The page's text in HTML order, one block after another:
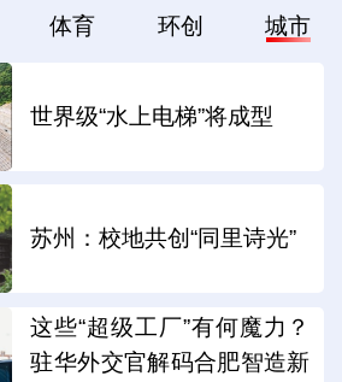
体育 环创 城市
世界级“水上电梯”将成型
苏州：校地共创“同里诗光”
这些“超级工厂”有何魔力？
驻华外交官解码合肥智造新